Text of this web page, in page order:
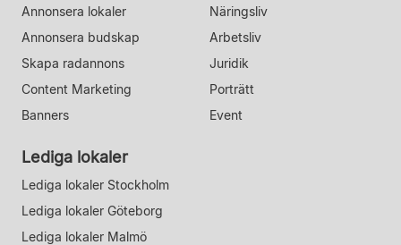
Annonsera lokaler
Annonsera budskap
Skapa radannons
Content Marketing
Banners
Näringsliv
Arbetsliv
Juridik
Porträtt
Event
Lediga lokaler
Lediga lokaler Stockholm
Lediga lokaler Göteborg
Lediga lokaler Malmö